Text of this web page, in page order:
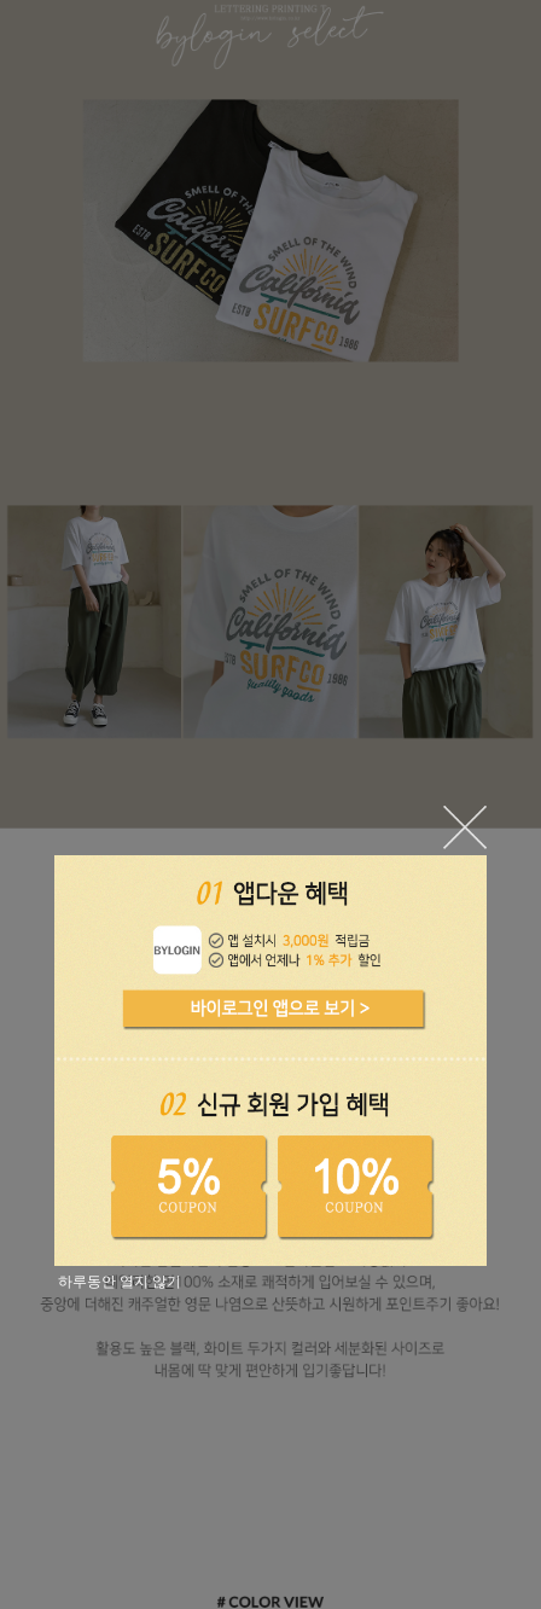
하루동안 열지 않기